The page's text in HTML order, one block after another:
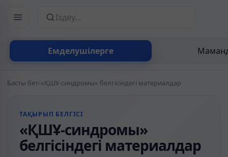
Емделушілерге
Сайттан іздеу
Басты бет/«ҚШҰ-синдромы» белгісіндегі материалдар
ТАҚЫРЫП БЕЛГІСІ
«ҚШҰ-синдромы»
белгісіндегі материалдар